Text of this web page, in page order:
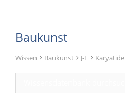
Baukunst
Wissen Baukunst J-L Karyatide